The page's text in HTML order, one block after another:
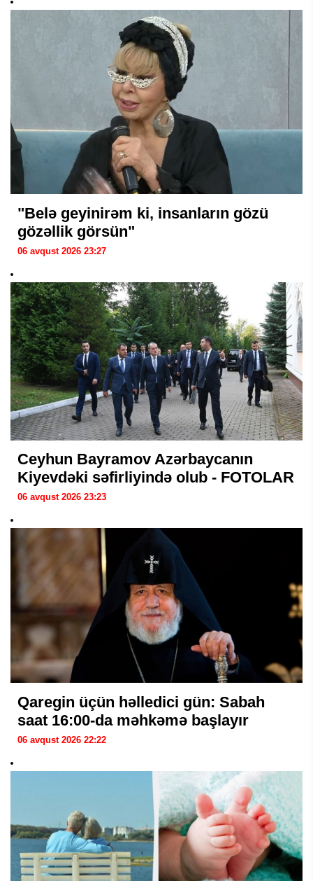
"Belə geyinirəm ki, insanların gözü
gözəllik görsün"
06 avqust 2026 23:27
Ceyhun Bayramov Azərbaycanın
Kiyevdəki səfirliyində olub - FOTOLAR
06 avqust 2026 23:23
Qaregin üçün həlledici gün: Sabah
saat 16:00-da məhkəmə başlayır
06 avqust 2026 22:22